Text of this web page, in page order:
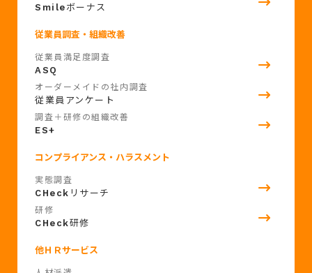
Smile ボーナス
従業員調査・組織改善
従業員満足度調査
ASQ
オーダーメイドの社内調査
従業員アンケート
調査＋研修の組織改善
ES+
コンプライアンス・ハラスメント
実態調査
CHeck リサーチ
研修
CHeck研修
他ＨＲサービス